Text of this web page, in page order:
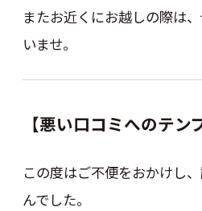
またお近くにお越しの際は
いませ。
【悪い口コミへのテン
この度はご不便をおかけし
んでした。